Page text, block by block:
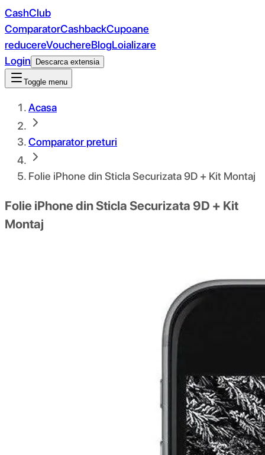
CashClub
ComparatorCashbackCupoane
reducereVouchereBlogLoializare
Login
Descarca extensia
Toggle menu
Acasa
Comparator preturi
Folie iPhone din Sticla Securizata 9D + Kit Montaj
Folie iPhone din Sticla Securizata 9D + Kit
Montaj